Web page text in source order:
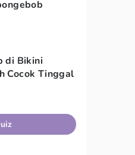
di Bikini
Cocok Tinggal